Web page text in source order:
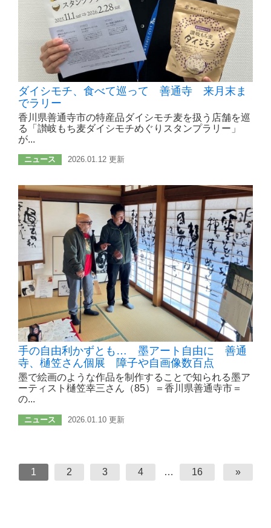
ダイシモチ、食べて巡って 善通寺 来月末ま
でラリー
香川県善通寺市の特産品ダイシモチ麦を扱う店舗を巡
る「讃岐もち麦ダイシモチめぐりスタンプラリー」
が...
ニュース 2026.01.12 更新
手の自由利かずとも… 墨アート自由に 善通
寺、樋笠さん個展 障子や自画像数百点
墨で絵画のような作品を制作することで知られる墨ア
ーティスト樋笠幸三さん（85）＝香川県善通寺市＝
の...
ニュース 2026.01.10 更新
1 2 3 4 … 16 »